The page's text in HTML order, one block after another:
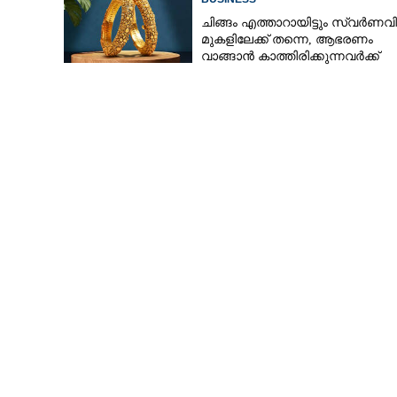
ചിങ്ങം എത്താറായിട്ടും
മുകളിലേക്ക് തന്നെ,​ ആഭരണം
വാങ്ങാൻ കാത്തിരിക്കുന്നവർക്ക്